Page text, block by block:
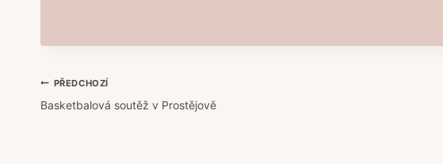
Navigace
pro
PŘEDCHOZÍ
Basketbalová soutěž v Prostějově